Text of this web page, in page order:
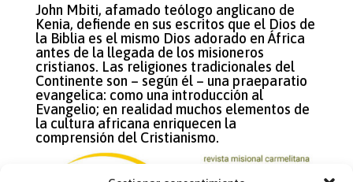
John Mbiti, afamado teólogo anglicano de
Kenia, defiende en sus escritos que el Dios de
la Biblia es el mismo Dios adorado en África
antes de la llegada de los misioneros
cristianos. Las religiones tradicionales del
Continente son – según él – una praeparatio
evangelica: como una introducción al
Evangelio; en realidad muchos elementos de
la cultura africana enriquecen la
comprensión del Cristianismo.